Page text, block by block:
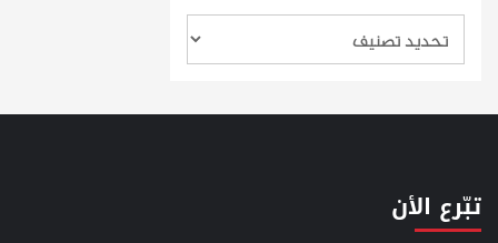
تبّرع الأن